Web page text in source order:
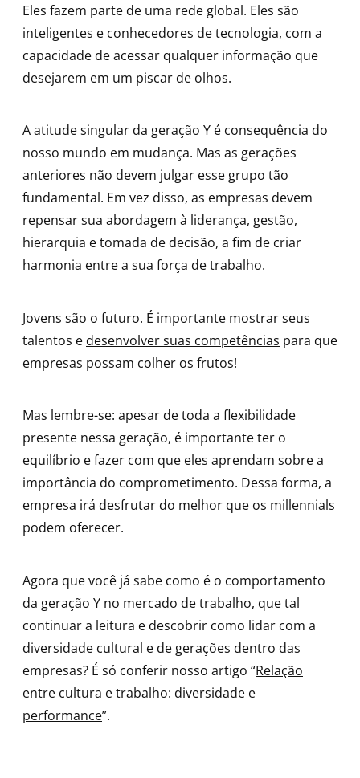
Eles fazem parte de uma rede global. Eles são
inteligentes e conhecedores de tecnologia, com a
capacidade de acessar qualquer informação que
desejarem em um piscar de olhos.
A atitude singular da geração Y é consequência do
nosso mundo em mudança. Mas as gerações
anteriores não devem julgar esse grupo tão
fundamental. Em vez disso, as empresas devem
repensar sua abordagem à liderança, gestão,
hierarquia e tomada de decisão, a fim de criar
harmonia entre a sua força de trabalho.
Jovens são o futuro. É importante mostrar seus
talentos e desenvolver suas competências para que
empresas possam colher os frutos!
Mas lembre-se: apesar de toda a flexibilidade
presente nessa geração, é importante ter o
equilíbrio e fazer com que eles aprendam sobre a
importância do comprometimento. Dessa forma, a
empresa irá desfrutar do melhor que os millennials
podem oferecer.
Agora que você já sabe como é o comportamento
da geração Y no mercado de trabalho, que tal
continuar a leitura e descobrir como lidar com a
diversidade cultural e de gerações dentro das
empresas? É só conferir nosso artigo “Relação
entre cultura e trabalho: diversidade e
performance”.